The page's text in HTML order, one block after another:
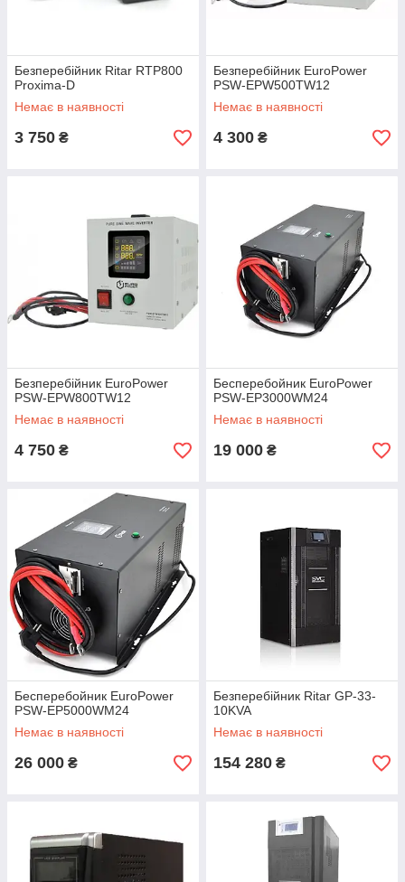
Безперебійник Ritar RTP800
Proxima-D
Немає в наявності
3 750 ₴
Безперебійник EuroPower
PSW-EPW500TW12
Немає в наявності
4 300 ₴
Безперебійник EuroPower
PSW-EPW800TW12
Немає в наявності
4 750 ₴
Бесперебойник EuroPower
PSW-EP3000WM24
Немає в наявності
19 000 ₴
Бесперебойник EuroPower
PSW-EP5000WM24
Немає в наявності
26 000 ₴
Безперебійник Ritar GP-33-
10KVA
Немає в наявності
154 280 ₴